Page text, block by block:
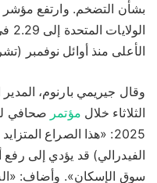
الأعلى منذ أوائل نوفمبر
وقال جيريمي بارنوم،
الثلاثاء خلال مؤتمر صحافي
2025: «هذا الصراع
الفيدرالي) قد يؤدي إلى رفع
سوق الإسكان». وأضاف: